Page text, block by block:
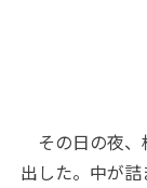
その日の夜、
出した。中が